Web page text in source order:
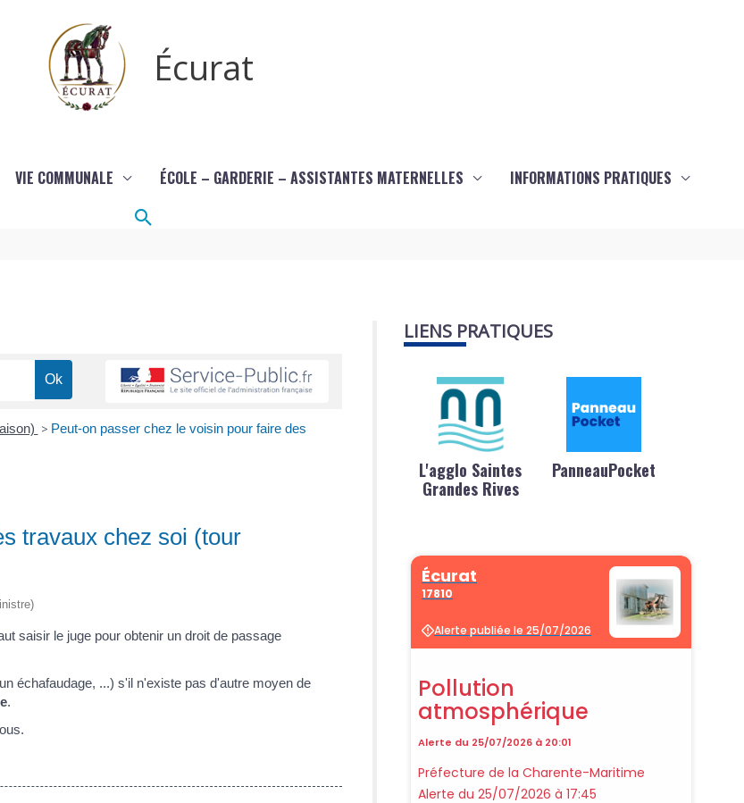
Écurat
VIE COMMUNALE ÉCOLE – GARDERIE – ASSISTANTES MATERNELLES INFORMATIONS PRATIQUES
Rechercher
> Peut-on passer chez le voisin pour faire des
travaux chez soi (tour
saisir le juge pour obtenir un droit de passage
échafaudage, ...) s'il n'existe pas d'autre moyen de
.
LIENS PRATIQUES
L'agglo Saintes
Grandes Rives
PanneauPocket